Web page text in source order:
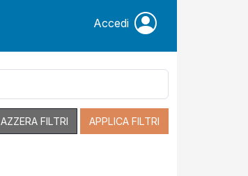
Accedi
AZZERA FILTRI APPLICA FILTRI